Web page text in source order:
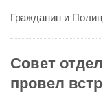
Гражданин и
Совет
провел